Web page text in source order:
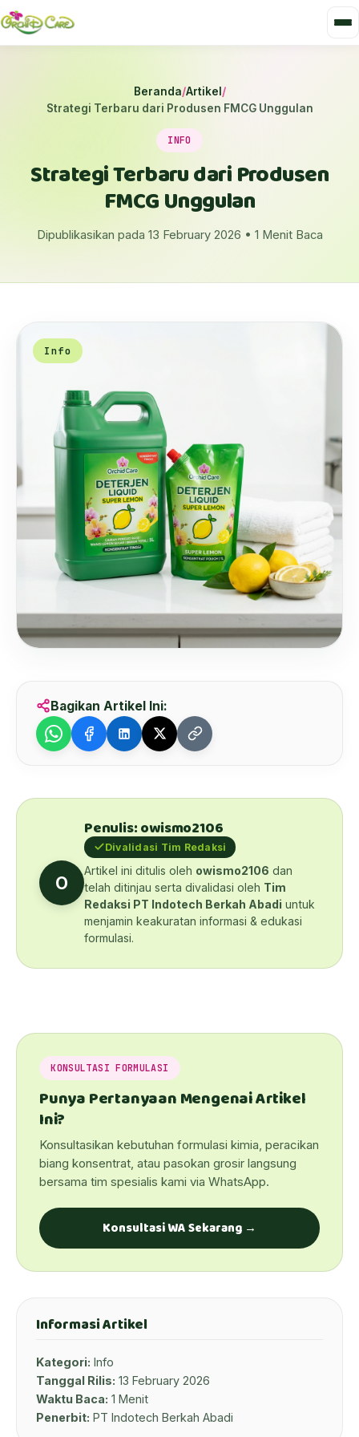
Beranda/Artikel /
Strategi Terbaru dari Produsen FMCG Unggulan
INFO
Strategi Terbaru dari Produsen
FMCG Unggulan
Dipublikasikan pada 13 February 2026 • 1 Menit Baca
Info
Bagikan Artikel Ini:
O
Penulis: owismo2106
Divalidasi Tim Redaksi
Artikel ini ditulis oleh owismo2106 dan
telah ditinjau serta divalidasi oleh Tim
Redaksi PT Indotech Berkah Abadi untuk
menjamin keakuratan informasi & edukasi
formulasi.
KONSULTASI FORMULASI
Punya Pertanyaan Mengenai Artikel
Ini?
Konsultasikan kebutuhan formulasi kimia, peracikan
biang konsentrat, atau pasokan grosir langsung
bersama tim spesialis kami via WhatsApp.
Konsultasi WA Sekarang →
Informasi Artikel
Kategori: Info
Tanggal Rilis: 13 February 2026
Waktu Baca: 1 Menit
Penerbit: PT Indotech Berkah Abadi